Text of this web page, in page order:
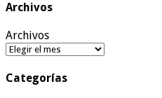
Archivos
Archivos
Categorías